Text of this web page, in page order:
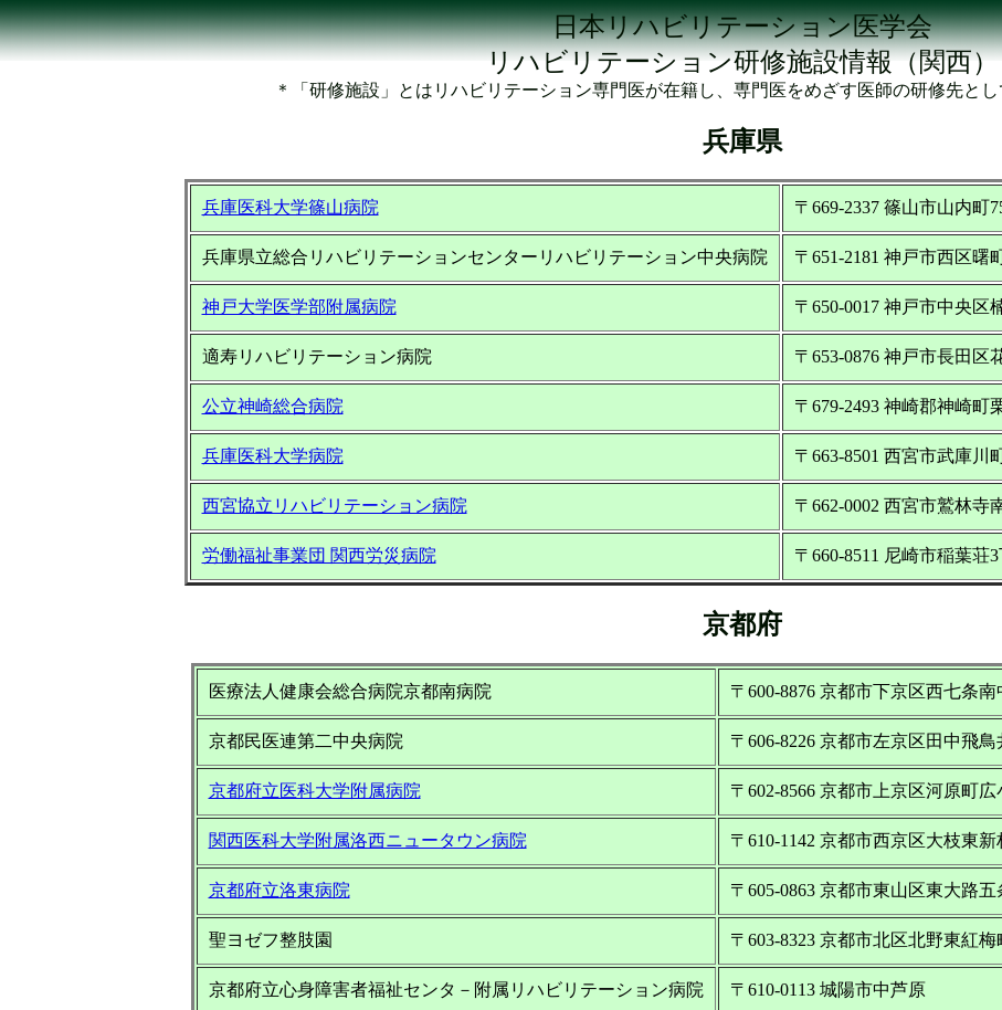
日本リハビリテーション医学会
リハビリテーション研修施設情報（関西）
＊「研修施設」とはリハビリテーション専門医が在籍し、専門医をめざす医師の研修先とし
兵庫県
兵庫医科大学篠山病院 〒669-2337 篠山市山内町
兵庫県立総合リハビリテーションセンターリハビリテーション中央病院 〒651-2181 神戸市西区曙
神戸大学医学部附属病院 〒650-0017 神戸市中央区
適寿リハビリテーション病院 〒653-0876 神戸市長田区
公立神崎総合病院 〒679-2493 神崎郡神崎町
兵庫医科大学病院 〒663-8501 西宮市武庫川
西宮協立リハビリテーション病院 〒662-0002 西宮市鷲林寺
労働福祉事業団 関西労災病院 〒660-8511 尼崎市稲葉荘
京都府
医療法人健康会総合病院京都南病院 〒600-8876 京都市下京区西七条
京都民医連第二中央病院 〒606-8226 京都市左京区田中飛鳥
京都府立医科大学附属病院 〒602-8566 京都市上京区河原町
関西医科大学附属洛西ニュータウン病院 〒610-1142 京都市西京区大枝東
京都府立洛東病院 〒605-0863 京都市東山区東大路
聖ヨゼフ整肢園 〒603-8323 京都市北区北野東紅梅
京都府立心身障害者福祉センタ－附属リハビリテーション病院 〒610-0113 城陽市中芦原